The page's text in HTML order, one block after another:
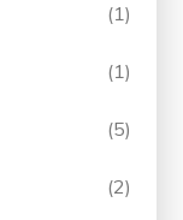
(1)
(1)
(5)
(2)